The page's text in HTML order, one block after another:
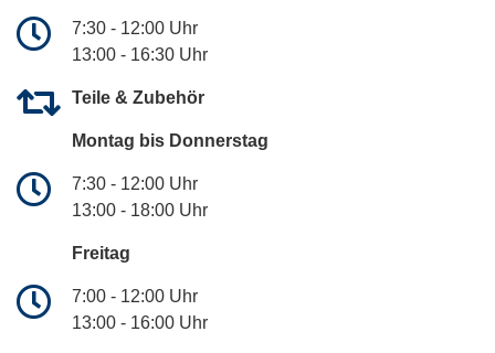
7:30 - 12:00 Uhr
13:00 - 16:30 Uhr
Teile & Zubehör
Montag bis Donnerstag
7:30 - 12:00 Uhr
13:00 - 18:00 Uhr
Freitag
7:00 - 12:00 Uhr
13:00 - 16:00 Uhr